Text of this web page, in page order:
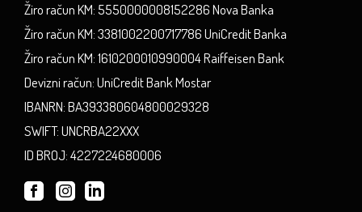
Žiro račun KM: 5550000008152286 Nova Banka
Žiro račun KM: 3381002200717786 UniCredit Banka
Žiro račun KM: 1610200010990004 Raiffeisen Bank
Devizni račun: UniCredit Bank Mostar
IBANRN: BA393380604800029328
SWIFT: UNCRBA22XXX
ID BROJ: 4227224680006